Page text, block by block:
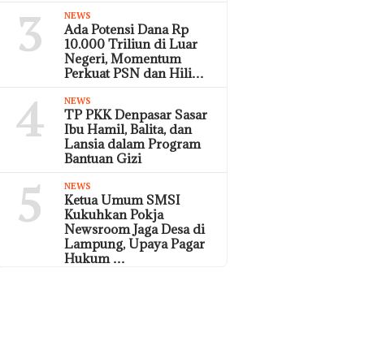
3 NEWS
Ada Potensi Dana Rp
10.000 Triliun di Luar
Negeri, Momentum
Perkuat PSN dan Hili…
4 NEWS
TP PKK Denpasar Sasar
Ibu Hamil, Balita, dan
Lansia dalam Program
Bantuan Gizi
5 NEWS
Ketua Umum SMSI
Kukuhkan Pokja
Newsroom Jaga Desa di
Lampung, Upaya Pagar
Hukum …